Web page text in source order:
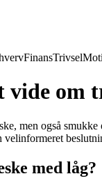
FinansTrivsel
vide om
men også
med låg?